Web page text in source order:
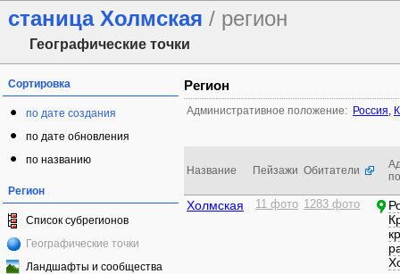
станица Холмская / регион
Географические точки
Сортировка
по дате создания
по дате обновления
по названию
Регион
Список субрегионов
Географические точки
Ландшафты и сообщества
Регион
Административное положение: Россия,
Название Пейзажи Обитатели
Холмская 11 фото 1283 фото